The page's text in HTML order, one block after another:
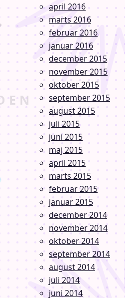
april 2016
marts 2016
februar 2016
januar 2016
december 2015
november 2015
oktober 2015
september 2015
august 2015
juli 2015
juni 2015
maj 2015
april 2015
marts 2015
februar 2015
januar 2015
december 2014
november 2014
oktober 2014
september 2014
august 2014
juli 2014
juni 2014